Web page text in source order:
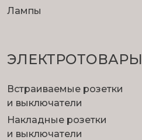
Лампы
ЭЛЕКТРОТОВАРЫ
Встраиваемые розетки
и выключатели
Накладные розетки
и выключатели